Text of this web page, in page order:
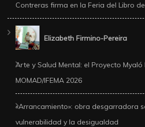
Contreras firma en la Feria del Libro
Elizabeth Firmino-Pereira
Arte y Salud Mental: el Proyecto Myaló
MOMAD/IFEMA 2026
«Arrancamiento»: obra desgarradora
vulnerabilidad y la desigualdad